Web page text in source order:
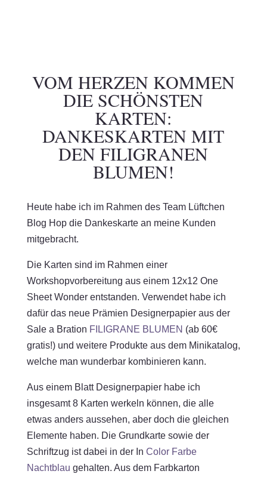
VOM HERZEN KOMMEN
DIE SCHÖNSTEN
KARTEN:
DANKESKARTEN MIT
DEN FILIGRANEN
BLUMEN!
Heute habe ich im Rahmen des Team Lüftchen
Blog Hop die Dankeskarte an meine Kunden
mitgebracht.
Die Karten sind im Rahmen einer
Workshopvorbereitung aus einem 12x12 One
Sheet Wonder entstanden. Verwendet habe ich
dafür das neue Prämien Designerpapier aus der
Sale a Bration FILIGRANE BLUMEN (ab 60€
gratis!) und weitere Produkte aus dem Minikatalog,
welche man wunderbar kombinieren kann.
Aus einem Blatt Designerpapier habe ich
insgesamt 8 Karten werkeln können, die alle
etwas anders aussehen, aber doch die gleichen
Elemente haben. Die Grundkarte sowie der
Schriftzug ist dabei in der In Color Farbe
Nachtblau gehalten. Aus dem Farbkarton